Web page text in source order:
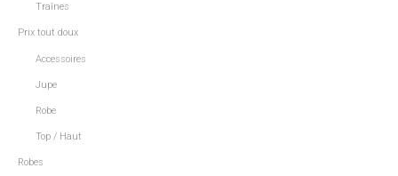
Traînes
Prix tout doux
Accessoires
Jupe
Robe
Top / Haut
Robes